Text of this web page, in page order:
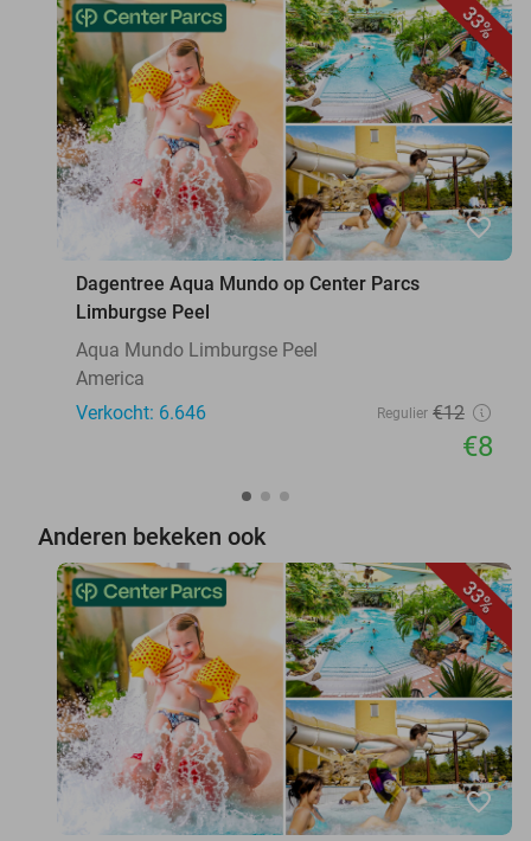
33%
favorite_border
Dagentree Aqua Mundo op Center Parcs
Limburgse Peel
Aqua Mundo Limburgse Peel
America
Verkocht: 6.646
Regulier €12
€8
Anderen bekeken ook
33%
favorite_border